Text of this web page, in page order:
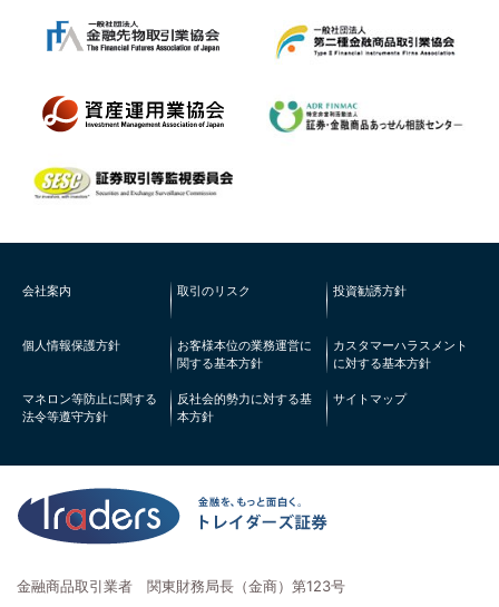
会社案内 取引のリスク 投資勧誘方針
個人情報保護方針
お客様本位の業務運営に
関する基本方針
カスタマーハラスメント
に対する基本方針
マネロン等防止に関する
法令等遵守方針
反社会的勢力に対する基
本方針
サイトマップ
金融商品取引業者 関東財務局長（金商）第123号